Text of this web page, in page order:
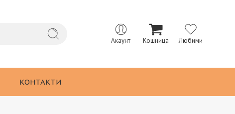
Акаунт Кошница Любими
КОНТАКТИ